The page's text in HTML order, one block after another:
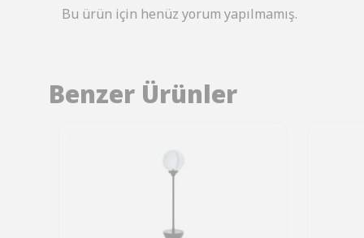
Bu ürün için henüz yorum yapılmamış.
Benzer Ürünler